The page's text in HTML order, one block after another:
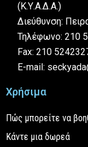
(Κ.Υ.Α.Δ.Α.)
Διεύθυνση:
Τηλέφωνο: 210
Fax: 210
E-mail:
Χρήσιμα
Πώς μπορείτε να
Κάντε μια δωρεά